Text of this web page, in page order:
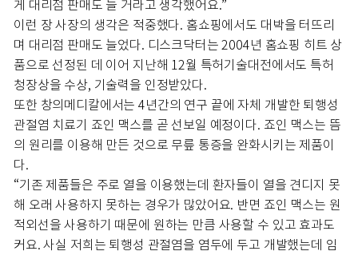
게 대리점 판매도 늘 거라고 생각했어요.”
이런 장 사장의 생각은 적중했다. 홈쇼핑에서도 대박을 터뜨리
며 대리점 판매도 늘었다. 디스크닥터는 2004년 홈쇼핑 히트 상
품으로 선정된 데 이어 지난해 12월 특허기술대전에서도 특허
청장상을 수상, 기술력을 인정받았다.
또한 창의메디칼에서는 4년간의 연구 끝에 자체 개발한 퇴행성
관절염 치료기 죠인 맥스를 곧 선보일 예정이다. 죠인 맥스는 뜸
의 원리를 이용해 만든 것으로 무릎 통증을 완화시키는 제품이
다.
“기존 제품들은 주로 열을 이용했는데 환자들이 열을 견디지 못
해 오래 사용하지 못하는 경우가 많았어요. 반면 죠인 맥스는 원
적외선을 사용하기 때문에 원하는 만큼 사용할 수 있고 효과도
커요. 사실 저희는 퇴행성 관절염을 염두에 두고 개발했는데 임